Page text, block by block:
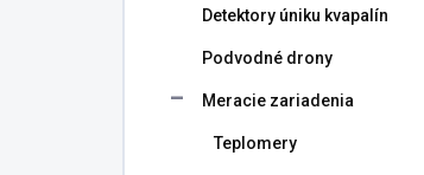
Detektory úniku kvapalín
Podvodné drony
Meracie zariadenia
Teplomery